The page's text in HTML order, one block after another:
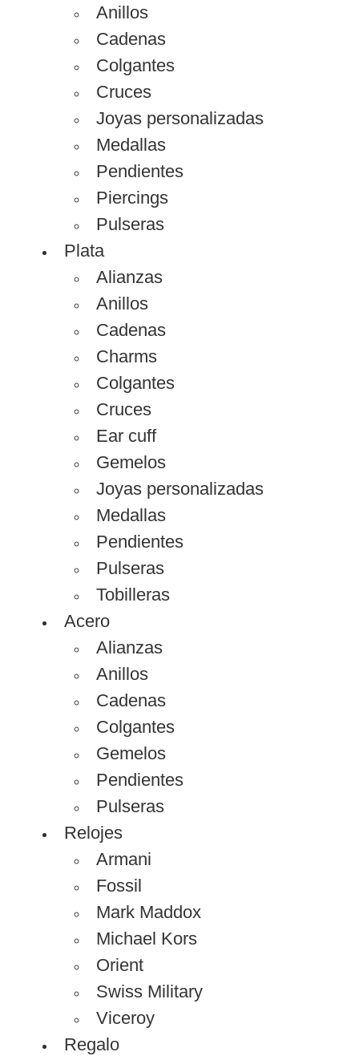
Anillos
Cadenas
Colgantes
Cruces
Joyas personalizadas
Medallas
Pendientes
Piercings
Pulseras
Plata
Alianzas
Anillos
Cadenas
Charms
Colgantes
Cruces
Ear cuff
Gemelos
Joyas personalizadas
Medallas
Pendientes
Pulseras
Tobilleras
Acero
Alianzas
Anillos
Cadenas
Colgantes
Gemelos
Pendientes
Pulseras
Relojes
Armani
Fossil
Mark Maddox
Michael Kors
Orient
Swiss Military
Viceroy
Regalo